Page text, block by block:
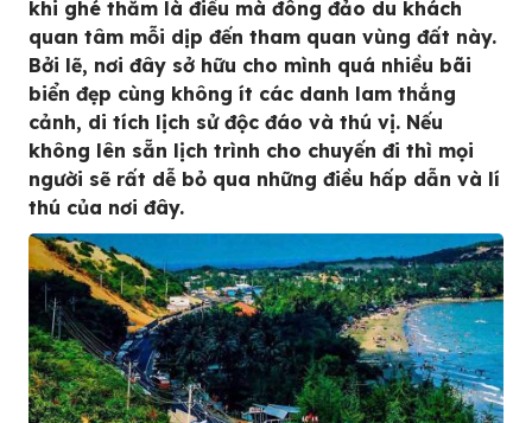
khi ghé thăm là điều mà đông đảo du khách
quan tâm mỗi dịp đến tham quan vùng đất này.
Bởi lẽ, nơi đây sở hữu cho mình quá nhiều bãi
biển đẹp cùng không ít các danh lam thắng
cảnh, di tích lịch sử độc đáo và thú vị. Nếu
không lên sẵn lịch trình cho chuyến đi thì mọi
người sẽ rất dễ bỏ qua những điều hấp dẫn và lí
thú của nơi đây.